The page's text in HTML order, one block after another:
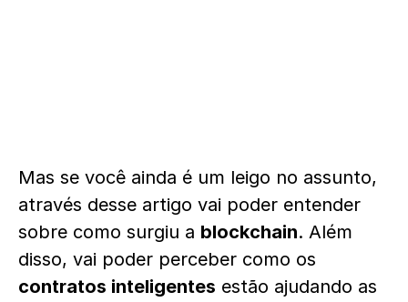
Mas se você ainda é um leigo no assunto,
através desse artigo vai poder entender
sobre como surgiu a blockchain. Além
disso, vai poder perceber como os
contratos inteligentes estão ajudando as